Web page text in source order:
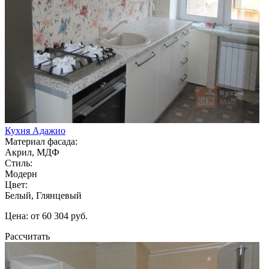
Кухня Адажио
Материал фасада:
Акрил, МДФ
Стиль:
Модерн
Цвет:
Белый, Глянцевый
Цена: от 60 304 руб.
Рассчитать